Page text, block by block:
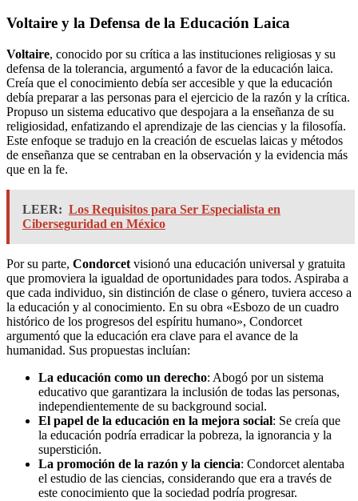
Voltaire y la Defensa de la Educación Laica
Voltaire, conocido por su crítica a las instituciones religiosas y su
defensa de la tolerancia, argumentó a favor de la educación laica.
Creía que el conocimiento debía ser accesible y que la educación
debía preparar a las personas para el ejercicio de la razón y la crítica.
Propuso un sistema educativo que despojara a la enseñanza de su
religiosidad, enfatizando el aprendizaje de las ciencias y la filosofía.
Este enfoque se tradujo en la creación de escuelas laicas y métodos
de enseñanza que se centraban en la observación y la evidencia más
que en la fe.
LEER: Los Requisitos para Ser Especialista en
Ciberseguridad en México
Por su parte, Condorcet visionó una educación universal y gratuita
que promoviera la igualdad de oportunidades para todos. Aspiraba a
que cada individuo, sin distinción de clase o género, tuviera acceso a
la educación y al conocimiento. En su obra «Esbozo de un cuadro
histórico de los progresos del espíritu humano», Condorcet
argumentó que la educación era clave para el avance de la
humanidad. Sus propuestas incluían:
La educación como un derecho: Abogó por un sistema
educativo que garantizara la inclusión de todas las personas,
independientemente de su background social.
El papel de la educación en la mejora social: Se creía que
la educación podría erradicar la pobreza, la ignorancia y la
superstición.
La promoción de la razón y la ciencia: Condorcet alentaba
el estudio de las ciencias, considerando que era a través de
este conocimiento que la sociedad podría progresar.